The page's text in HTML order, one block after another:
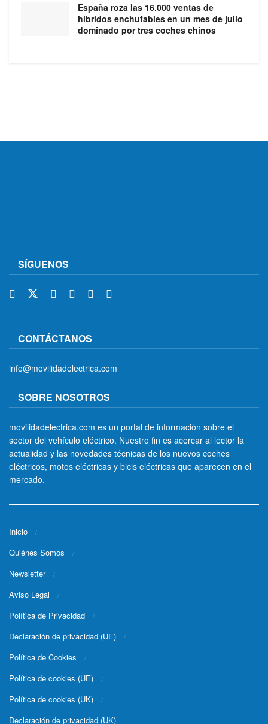
España roza las 16.000 ventas de
híbridos enchufables en un mes de julio
dominado por tres coches chinos
SÍGUENOS
CONTÁCTANOS
info@movilidadelectrica.com
SOBRE NOSOTROS
movilidadelectrica.com es un portal de información sobre el
sector del vehículo eléctrico. Nuestro fin es acercar al lector la
actualidad y las novedades técnicas de los nuevos coches
eléctricos, motos eléctricas y bicis eléctricas que aparecen en el
mercado.
Inicio
Quiénes Somos
Newsletter
Aviso Legal
Política de Privacidad
Declaración de privacidad (UE)
Política de Cookies
Política de cookies (UE)
Política de cookies (UK)
Declaración de privacidad (UK)